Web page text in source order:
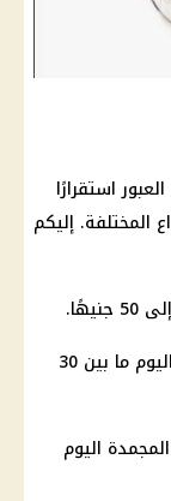
استقرارًا
المختلفة. إليكم
: سجل سعر البربون المجمد اليوم ما بين 30
اليوم